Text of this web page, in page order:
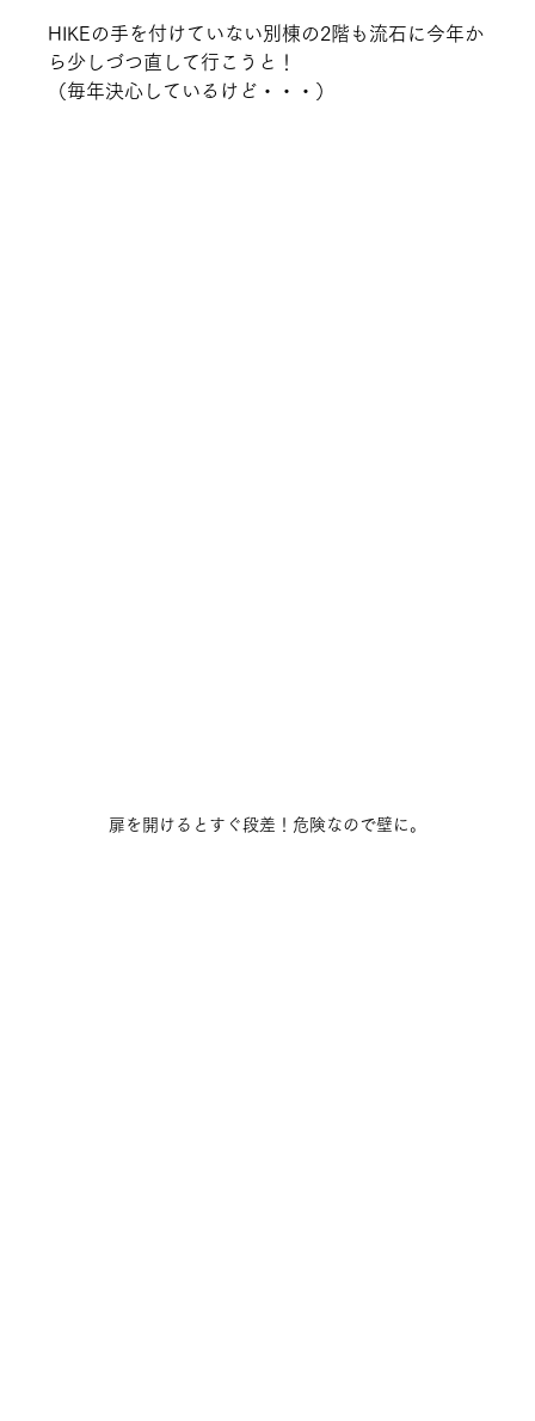
HIKEの手を付けていない別棟の2階も流石に今年か
ら少しづつ直して行こうと！
（毎年決心しているけど・・・）
扉を開けるとすぐ段差！危険なので壁に。